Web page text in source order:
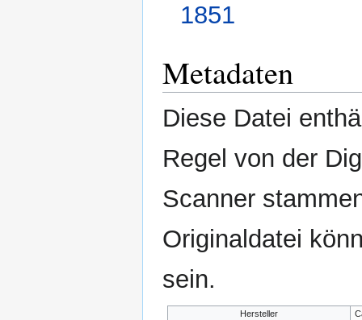
1851
Metadaten
Diese Datei
Regel von der
Scanner
Originaldatei
sein.
Hersteller